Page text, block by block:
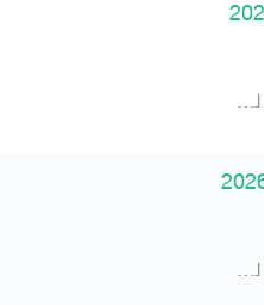
شركة ظباء للسيارات
شركة ظباء للسيارات